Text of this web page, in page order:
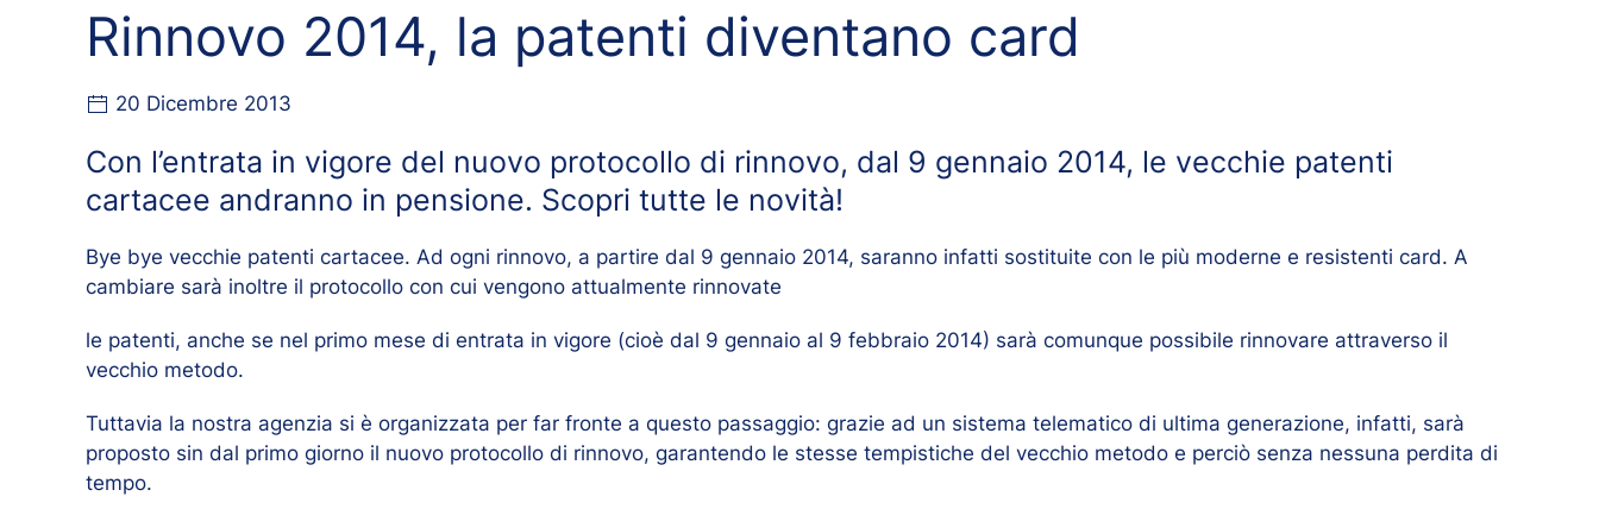
Rinnovo 2014, la patenti diventano card
20 Dicembre 2013
Con l’entrata in vigore del nuovo protocollo di rinnovo, dal 9 gennaio 2014, le vecchie patenti
cartacee andranno in pensione. Scopri tutte le novità!
Bye bye vecchie patenti cartacee. Ad ogni rinnovo, a partire dal 9 gennaio 2014, saranno infatti sostituite con le più moderne e resistenti card. A
cambiare sarà inoltre il protocollo con cui vengono attualmente rinnovate
le patenti, anche se nel primo mese di entrata in vigore (cioè dal 9 gennaio al 9 febbraio 2014) sarà comunque possibile rinnovare attraverso il
vecchio metodo.
Tuttavia la nostra agenzia si è organizzata per far fronte a questo passaggio: grazie ad un sistema telematico di ultima generazione, infatti, sarà
proposto sin dal primo giorno il nuovo protocollo di rinnovo, garantendo le stesse tempistiche del vecchio metodo e perciò senza nessuna perdita di
tempo.